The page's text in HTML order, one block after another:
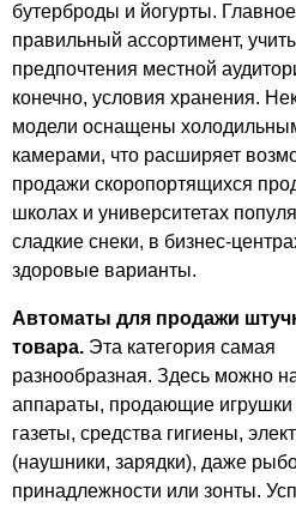
бутерброды и йогурты.
правильный ассортимент,
предпочтения местной
конечно, условия хранения.
модели оснащены
камерами, что расширяет
продажи скоропортящихся
школах и университетах
сладкие снеки, в бизнес-
здоровые варианты.
Автоматы для продажи
товара. Эта категория самая
разнообразная. Здесь можно
аппараты, продающие игрушки
газеты, средства гигиены,
(наушники, зарядки), даже
принадлежности или зонты.